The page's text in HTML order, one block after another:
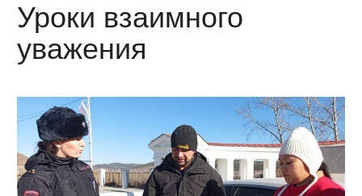
Уроки взаимного
уважения